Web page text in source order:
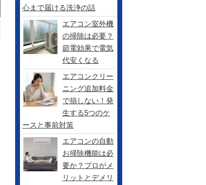
心まで届ける洗浄の話
エアコン室外機
の掃除は必要？
節電効果で電気
代安くなる
エアコンクリー
ニング追加料金
で損しない！発
生する5つのケ
ースと事前対策
エアコンの自動
お掃除機能は必
要か？プロがメ
リットとデメリ